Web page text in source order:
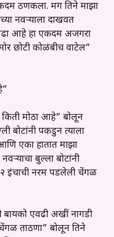
ठणकला. मग तिने माझा
नवऱ्याला दाखवत
आहे हा एकदम अजगरा
छोटी कोळंबीच वाटेल”
मोठा आहे” बोलून
बोटांनी पकडुन त्याला
एका हातात माझा
बुल्ला बोटांनी
नरम पडलेली चेंगळी
एवढी अखीं नागडी
ताठणा” बोलून तिने